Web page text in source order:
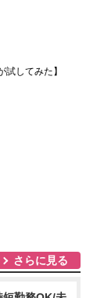
してみた】
さらに見る